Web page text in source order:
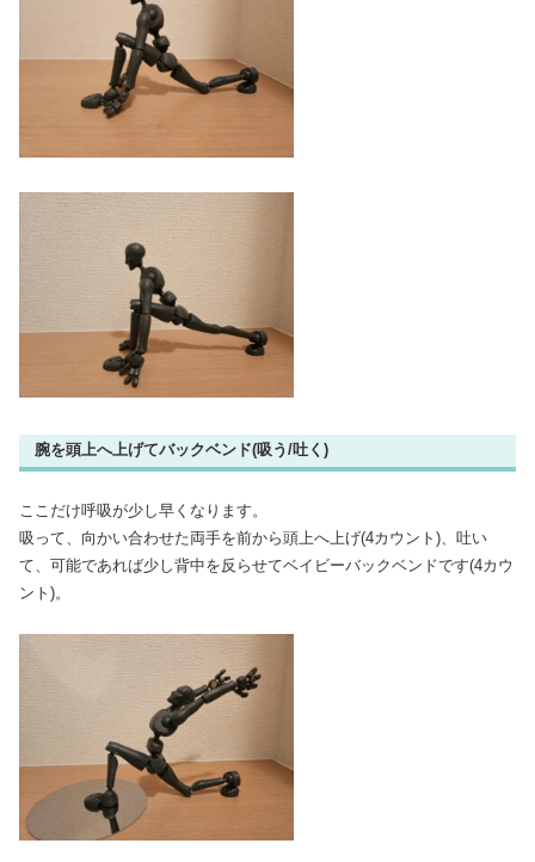
腕を頭上へ上げてバックベンド(吸う/吐く)
ここだけ呼吸が少し早くなります。
吸って、向かい合わせた両手を前から頭上へ上げ(4カウント)、吐い
て、可能であれば少し背中を反らせてベイビーバックベンドです(4カウ
ント)。